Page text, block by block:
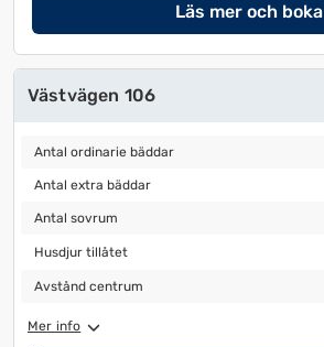
Läs mer och boka
Västvägen 106
Antal ordinarie bäddar
Antal ordinarie bäddar
Antal extra bäddar
Antal extra bäddar
Antal sovrum
Antal sovrum
Husdjur tillåtet
Husdjur tillåtet
Avstånd centrum
Avstånd centrum
Mer info